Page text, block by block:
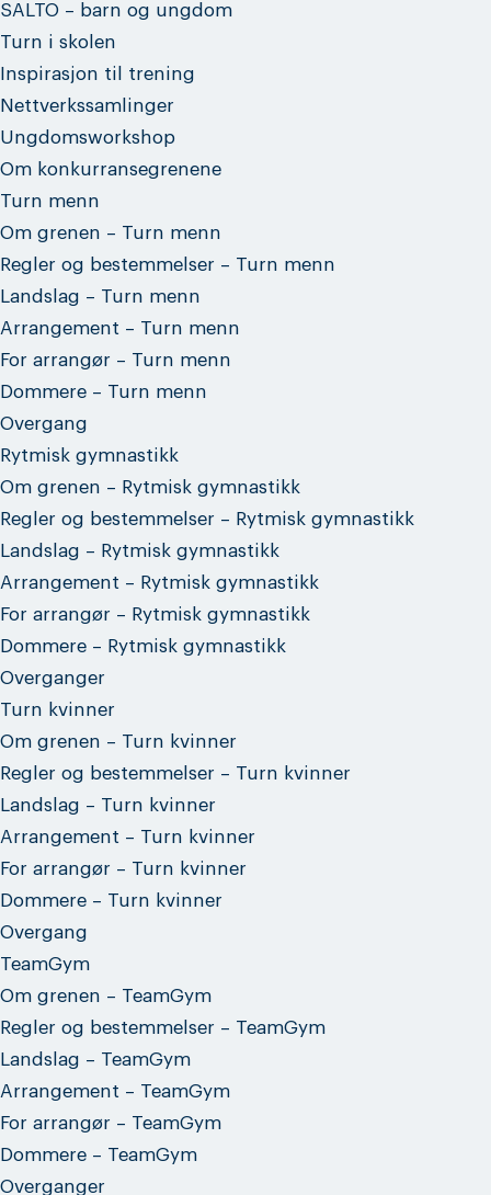
SALTO – barn og ungdom
Turn i skolen
Inspirasjon til trening
Nettverkssamlinger
Ungdomsworkshop
Om konkurransegrenene
Turn menn
Om grenen – Turn menn
Regler og bestemmelser – Turn menn
Landslag – Turn menn
Arrangement – Turn menn
For arrangør – Turn menn
Dommere – Turn menn
Overgang
Rytmisk gymnastikk
Om grenen – Rytmisk gymnastikk
Regler og bestemmelser – Rytmisk gymnastikk
Landslag – Rytmisk gymnastikk
Arrangement – Rytmisk gymnastikk
For arrangør – Rytmisk gymnastikk
Dommere – Rytmisk gymnastikk
Overganger
Turn kvinner
Om grenen – Turn kvinner
Regler og bestemmelser – Turn kvinner
Landslag – Turn kvinner
Arrangement – Turn kvinner
For arrangør – Turn kvinner
Dommere – Turn kvinner
Overgang
TeamGym
Om grenen – TeamGym
Regler og bestemmelser – TeamGym
Landslag – TeamGym
Arrangement – TeamGym
For arrangør – TeamGym
Dommere – TeamGym
Overganger